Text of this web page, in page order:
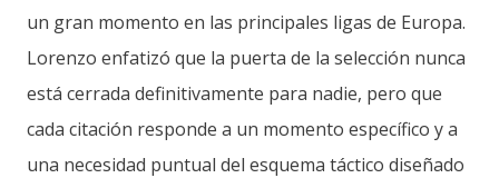
un gran momento en las principales ligas de Europa.
Lorenzo enfatizó que la puerta de la selección nunca
está cerrada definitivamente para nadie, pero que
cada citación responde a un momento específico y a
una necesidad puntual del esquema táctico diseñado